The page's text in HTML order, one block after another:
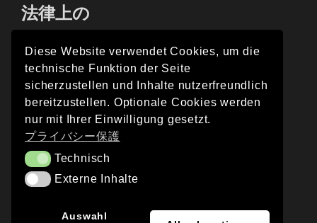
法律上の
インプレス
プライバシー保護
EN
Diese Website verwendet Cookies, um die
technische Funktion der Seite
sicherzustellen und Inhalte nutzerfreundlich
bereitzustellen. Optionale Cookies werden
nur mit Ihrer Einwilligung gesetzt.
プライバシー保護
TechnischTechnisch
Externe Inhalte
Externe Inhalte
Auswahl